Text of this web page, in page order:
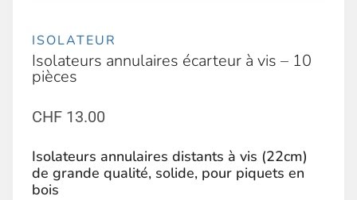
ISOLATEUR
Isolateurs annulaires écarteur à vis – 10
pièces
CHF 13.00
Isolateurs annulaires distants à vis (22cm)
de grande qualité, solide, pour piquets en
bois